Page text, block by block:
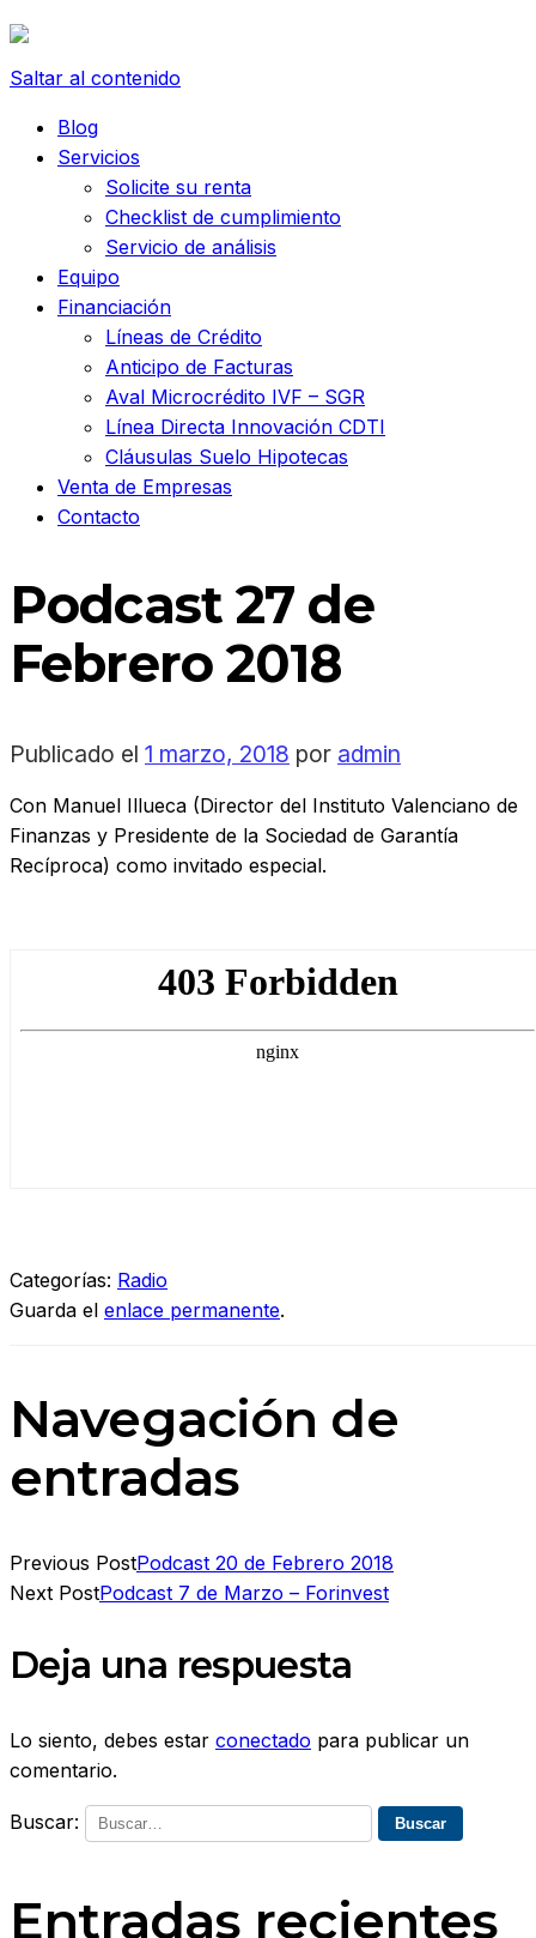
Saltar al contenido
Blog
Servicios
Solicite su renta
Checklist de cumplimiento
Servicio de análisis
Equipo
Financiación
Líneas de Crédito
Anticipo de Facturas
Aval Microcrédito IVF – SGR
Línea Directa Innovación CDTI
Cláusulas Suelo Hipotecas
Venta de Empresas
Contacto
Podcast 27 de
Febrero 2018
Publicado el 1 marzo, 2018 por admin
Con Manuel Illueca (Director del Instituto Valenciano de
Finanzas y Presidente de la Sociedad de Garantía
Recíproca) como invitado especial.
Categorías: Radio
Guarda el enlace permanente.
Navegación de
entradas
Previous PostPodcast 20 de Febrero 2018
Next PostPodcast 7 de Marzo – Forinvest
Deja una respuesta
Lo siento, debes estar conectado para publicar un
comentario.
Buscar:
Entradas recientes